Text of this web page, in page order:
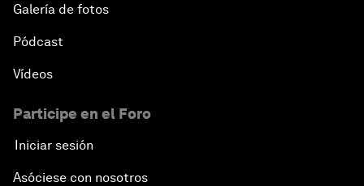
Galería de fotos
Pódcast
Vídeos
Participe en el Foro
Iniciar sesión
Asóciese con nosotros